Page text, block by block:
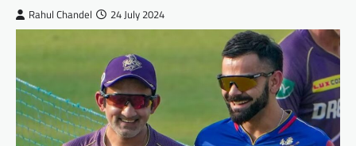
Rahul Chandel 24 July 2024